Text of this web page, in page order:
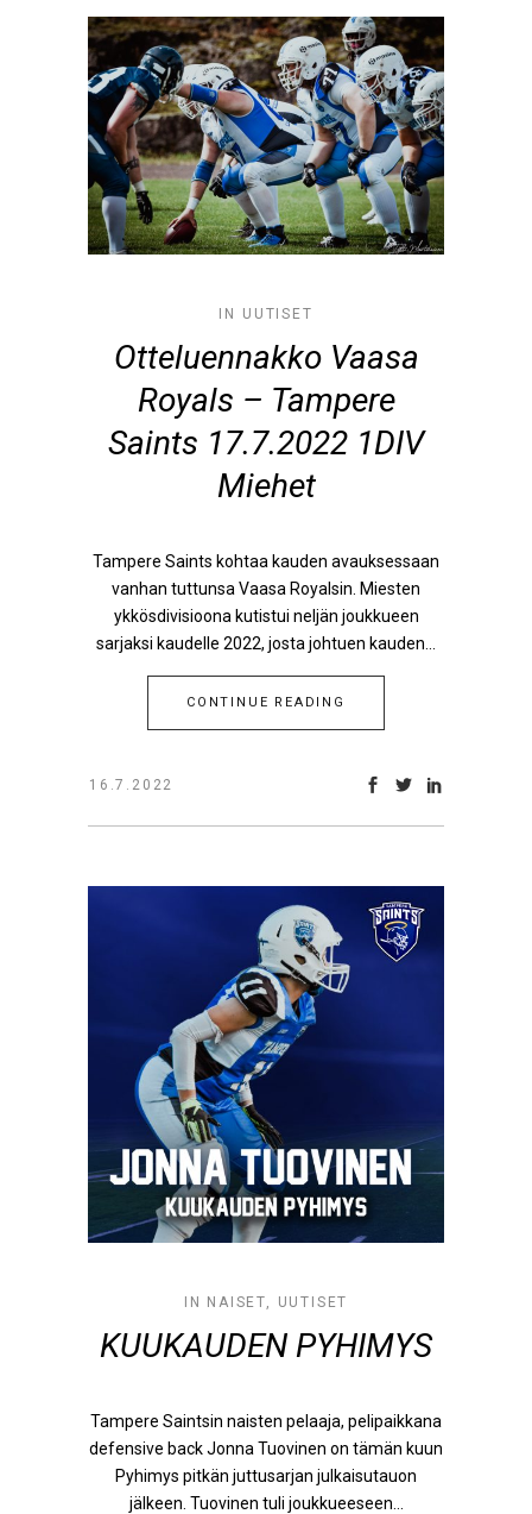
IN UUTISET
Otteluennakko Vaasa
Royals – Tampere
Saints 17.7.2022 1DIV
Miehet
Tampere Saints kohtaa kauden avauksessaan
vanhan tuttunsa Vaasa Royalsin. Miesten
ykkösdivisioona kutistui neljän joukkueen
sarjaksi kaudelle 2022, josta johtuen kauden...
CONTINUE READING
16.7.2022
IN NAISET, UUTISET
KUUKAUDEN PYHIMYS
Tampere Saintsin naisten pelaaja, pelipaikkana
defensive back Jonna Tuovinen on tämän kuun
Pyhimys pitkän juttusarjan julkaisutauon
jälkeen. Tuovinen tuli joukkueeseen...